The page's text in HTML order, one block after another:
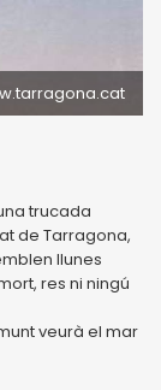
trucada
de Tarragona,
llunes
res ni ningú
veurà el mar